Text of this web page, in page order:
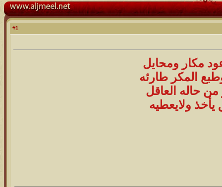
1
مكار ومحايل
المكر طارئه
من حاله العاقل
يأخذ ولايعطيه